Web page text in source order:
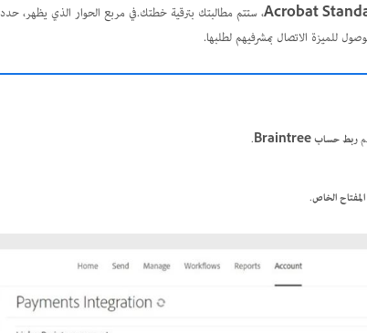
Acrobat، ستتم مطالبتك بترقية خطتك.في مربع الحوار الذي يظهر، حدد
للميزة الاتصال بمشرفيهم لطلبها.
ربط حساب Braintree .
المفتاح الخاص.